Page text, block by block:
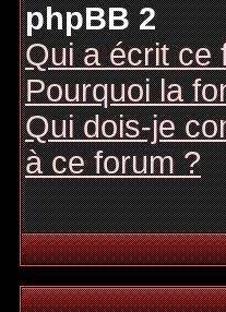
phpBB 2
Qui a écrit ce
Pourquoi la
Qui dois-je
à ce forum ?